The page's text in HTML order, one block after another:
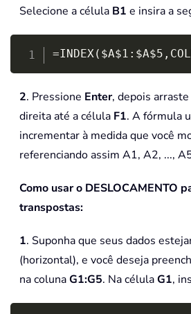
Selecione a célula B1 e insira a
2. Pressione Enter, depois
direita até a célula F1. A fórmula
incrementar à medida que você
referenciando assim A1, A2, ...,
Como usar o DESLOCAMENTO
transpostas:
1. Suponha que seus dados
(horizontal), e você deseja
na colunaG1:G5. Na célulaG1,